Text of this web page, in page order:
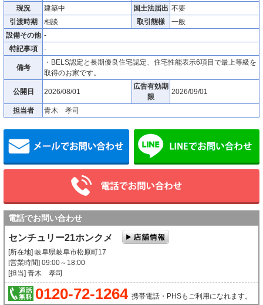
現況 建築中 国土法届出 不要
引渡時期
相談 取引態様
一般
設備その他 -
特記事項
-
備考
・BELS認定と長期優良住宅認定、住宅性能表示6項目で最上等級を
取得のお家です。
公開日 2026/08/01
広告有効期
限
2026/09/01
担当者 青木 孝司
メールでお問い合わせ
電話でお問い合わせ
センチュリー21ホンクメ
[所在地] 岐阜県岐阜市松原町17
[営業時間] 09:00～18:00
[担当] 青木 孝司
0120-72-1264 携帯電話・PHSもご利用になれます。